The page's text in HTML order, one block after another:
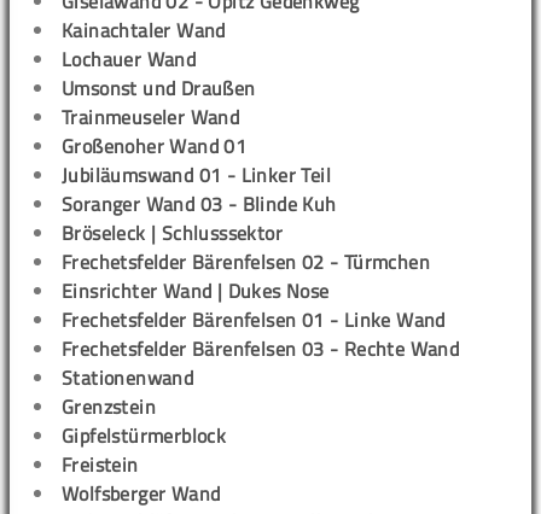
Kainachtaler Wand
Lochauer Wand
Umsonst und Draußen
Trainmeuseler Wand
Großenoher Wand 01
Jubiläumswand 01 - Linker Teil
Soranger Wand 03 - Blinde Kuh
Bröseleck | Schlusssektor
Frechetsfelder Bärenfelsen 02 - Türmchen
Einsrichter Wand | Dukes Nose
Frechetsfelder Bärenfelsen 01 - Linke Wand
Frechetsfelder Bärenfelsen 03 - Rechte Wand
Stationenwand
Grenzstein
Gipfelstürmerblock
Freistein
Wolfsberger Wand